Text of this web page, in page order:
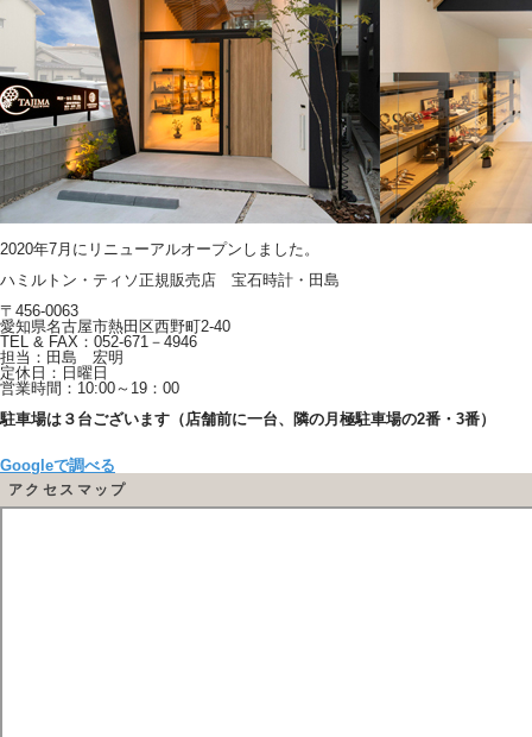
2020年7月にリニューアルオープンしました。
ハミルトン・ティソ正規販売店 宝石時計・田島
〒456-0063
愛知県名古屋市熱田区西野町2-40
TEL & FAX：052-671－4946
担当：田島 宏明
定休日：日曜日
営業時間：10:00～19：00
駐車場は３台ございます（店舗前に一台、隣の月極駐車場の2番・3番）
Googleで調べる
アクセスマップ